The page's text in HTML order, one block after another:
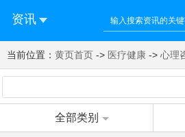
资讯
您好！欢迎来到济南西站棒极网-济
合资讯门户网
登录 注册 微信
当前位置： 黄页首页 -> 医疗健康 -> 心理
全部类别